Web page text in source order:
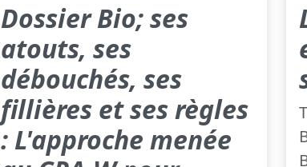
Dossier Bio; ses
atouts, ses
débouchés, ses
fillières et ses règles
: L'approche menée